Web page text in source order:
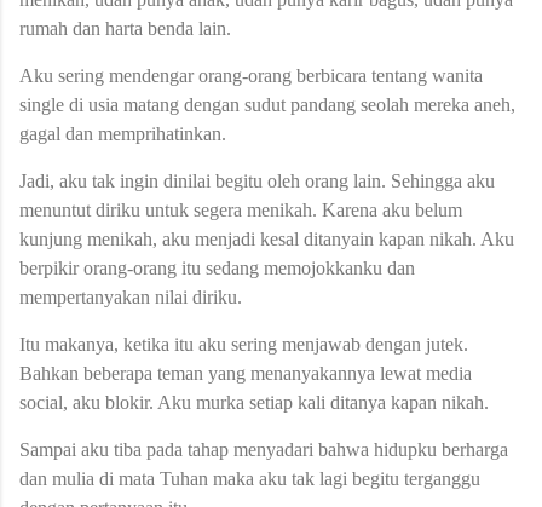
rumah dan harta benda lain.
Aku sering mendengar orang-orang berbicara tentang wanita
single di usia matang dengan sudut pandang seolah mereka aneh,
gagal dan memprihatinkan.
Jadi, aku tak ingin dinilai begitu oleh orang lain. Sehingga aku
menuntut diriku untuk segera menikah. Karena aku belum
kunjung menikah, aku menjadi kesal ditanyain kapan nikah. Aku
berpikir orang-orang itu sedang memojokkanku dan
mempertanyakan nilai diriku.
Itu makanya, ketika itu aku sering menjawab dengan jutek.
Bahkan beberapa teman yang menanyakannya lewat media
social, aku blokir. Aku murka setiap kali ditanya kapan nikah.
Sampai aku tiba pada tahap menyadari bahwa hidupku berharga
dan mulia di mata Tuhan maka aku tak lagi begitu terganggu